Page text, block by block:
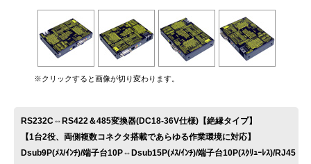
※クリックすると画像が切り変わります。
RS232C⇔RS422＆485変換器(DC18-36V仕様)【絶縁タイプ】
【1台2役、両側複数コネクタ搭載であらゆる作業環境に対応】
Dsub9P(ﾒｽ/ｲﾝﾁ)/端子台10P⇔Dsub15P(ﾒｽ/ｲﾝﾁ)/端子台10P(ｽｸﾘｭｰﾚｽ)/RJ45